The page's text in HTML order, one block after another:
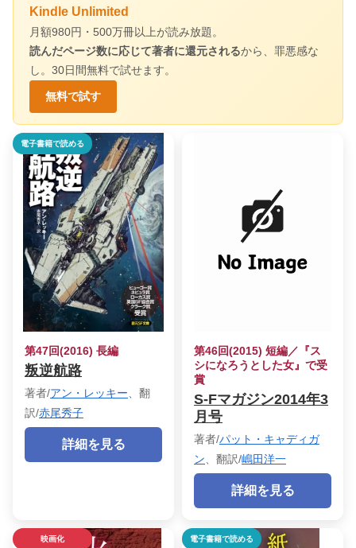
Kindle Unlimited
月額980円・500万冊以上が読み放題。
読んだページ数に応じて著者に還元されるから、罪悪感な
し。30日間無料で試せます。
無料で試す
電子書籍で読める
第47回(2016) 長編
叛逆航路
著者/アン・レッキー 、翻
訳/赤尾秀子
詳細を見る
第46回(2015) 短編／『ス
シになろうとした女』で受
賞
S-Fマガジン2014年3
月号
著者/パット・キャディガ
ン 、翻訳/嶋田洋一
詳細を見る
映画化 電子書籍で読める